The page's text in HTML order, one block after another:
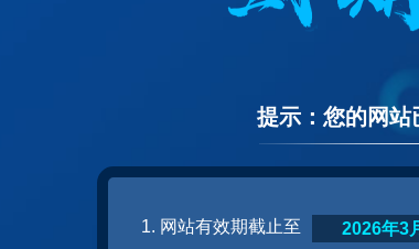
提示：您的网站
1. 网站有效期截止至
2026年3